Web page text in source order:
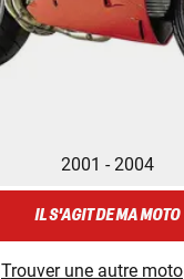
2001 - 2004
IL S'AGIT DE MA MOTO
Trouver une autre moto